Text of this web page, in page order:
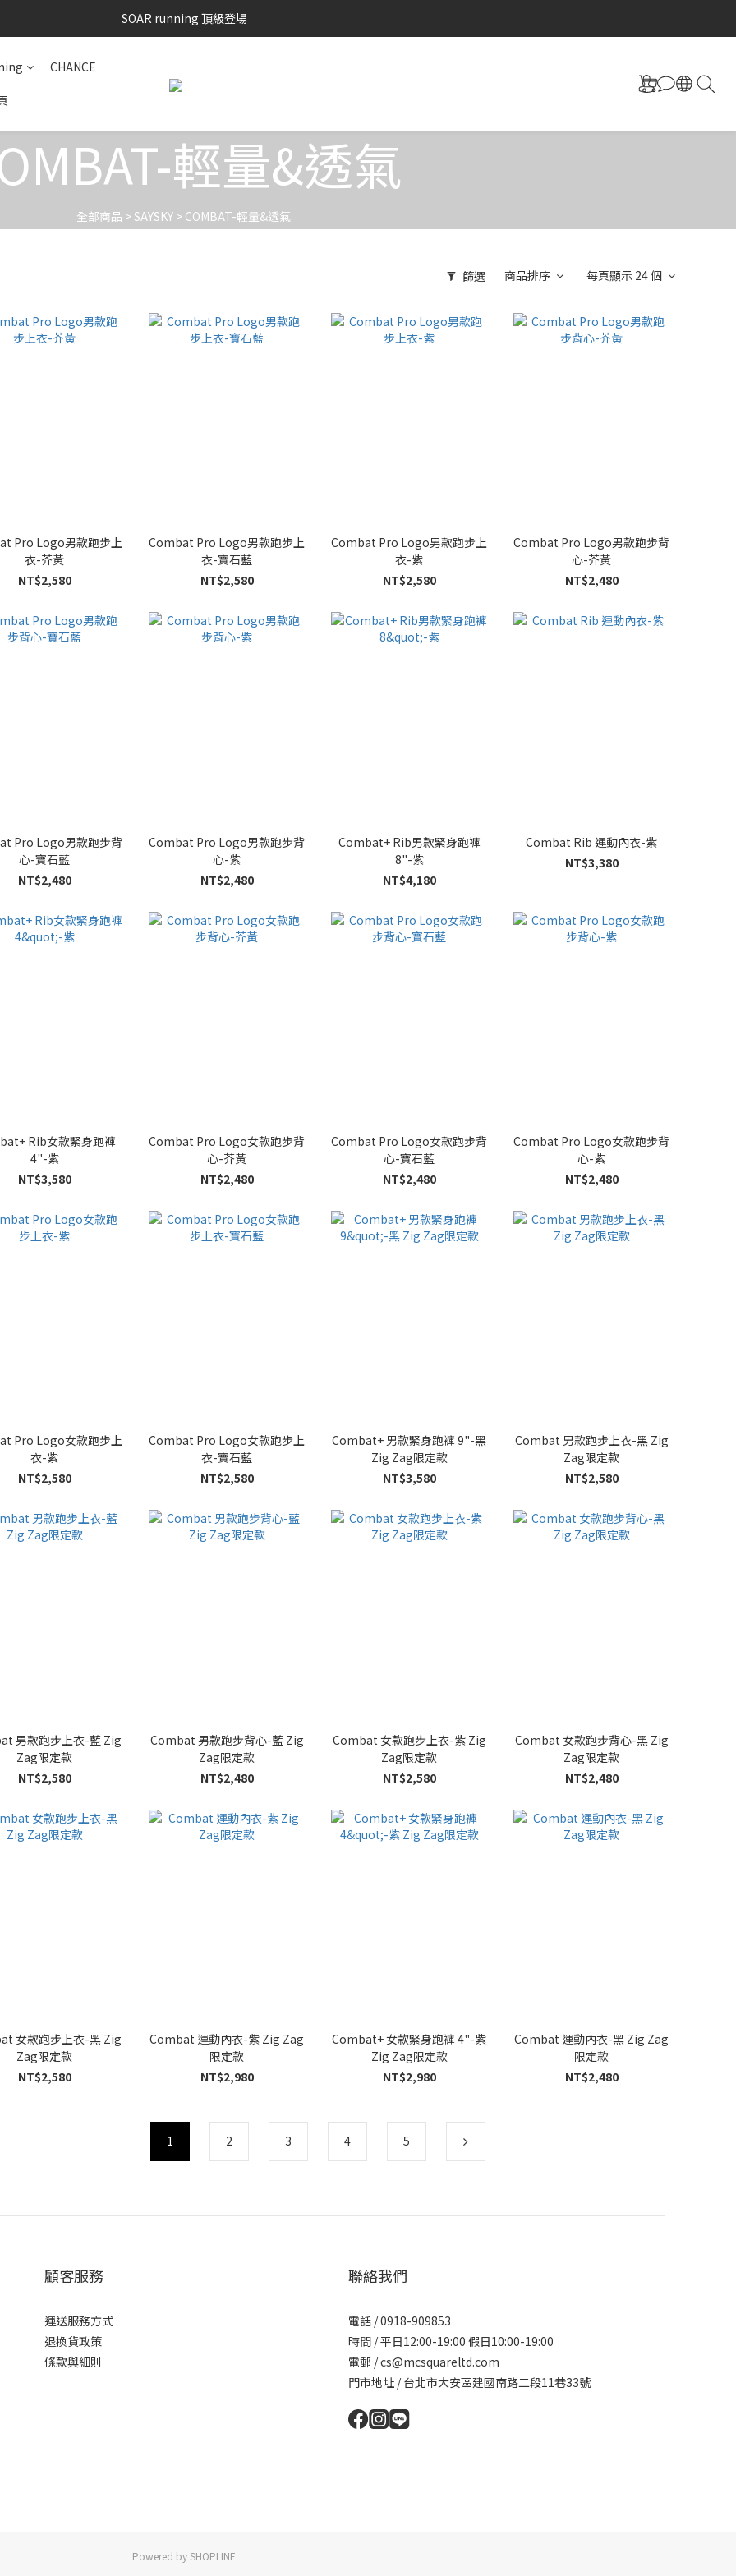
SAYSKY 26'春夏兩件85折
SOAR running 頂級登場
SAYSKY 26'春夏兩件85折
CHANCE
輕量&透氣
全部商品 >SAYSKY > COMBAT-輕量&透氣
篩選 商品排序 每頁顯示 24 個
Pro Logo男款跑步上
衣-芥黃
NT$2,580
Combat Pro Logo男款跑步上
衣-寶石藍
NT$2,580
Combat Pro Logo男款跑步上
衣-紫
NT$2,580
Combat Pro Logo男款跑步背
心-芥黃
NT$2,480
Pro Logo男款跑步背
心-寶石藍
NT$2,480
Combat Pro Logo男款跑步背
心-紫
NT$2,480
Combat+ Rib男款緊身跑褲
8"-紫
NT$4,180
Combat Rib 運動內衣-紫
NT$3,380
Rib女款緊身跑褲
4"-紫
NT$3,580
Combat Pro Logo女款跑步背
心-芥黃
NT$2,480
Combat Pro Logo女款跑步背
心-寶石藍
NT$2,480
Combat Pro Logo女款跑步背
心-紫
NT$2,480
Pro Logo女款跑步上
衣-紫
NT$2,580
Combat Pro Logo女款跑步上
衣-寶石藍
NT$2,580
Combat+ 男款緊身跑褲 9"-黑
Zig Zag限定款
NT$3,580
Combat 男款跑步上衣-黑 Zig
Zag限定款
NT$2,580
男款跑步上衣-藍 Zig
Zag限定款
NT$2,580
Combat 男款跑步背心-藍 Zig
Zag限定款
NT$2,480
Combat 女款跑步上衣-紫 Zig
Zag限定款
NT$2,580
Combat 女款跑步背心-黑 Zig
Zag限定款
NT$2,480
女款跑步上衣-黑 Zig
Zag限定款
NT$2,580
Combat 運動內衣-紫 Zig Zag
限定款
NT$2,980
Combat+ 女款緊身跑褲 4"-紫
Zig Zag限定款
NT$2,980
Combat 運動內衣-黑 Zig Zag
限定款
NT$2,480
1 2 3 4 5
顧客服務
運送服務方式
退換貨政策
條款與細則
聯絡我們
電話 / 0918-909853
時間 / 平日12:00-19:00 假日10:00-19:00
電郵 / cs@mcsquareltd.com
門市地址 / 台北市大安區建國南路二段11巷33號
Powered by SHOPLINE